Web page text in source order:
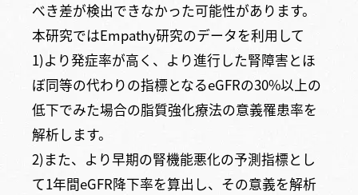
べき差が検出できなかった可能性があります。
本研究ではEmpathy研究のデータを利用して
1)より発症率が高く、より進行した腎障害とほ
ぼ同等の代わりの指標となるeGFRの30%以上の
低下でみた場合の脂質強化療法の意義罹患率を
解析します。
2)また、より早期の腎機能悪化の予測指標とし
て1年間eGFR降下率を算出し、その意義を解析